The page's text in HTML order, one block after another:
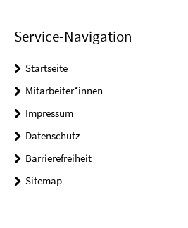
Service-Navigation
Startseite
Mitarbeiter*innen
Impressum
Datenschutz
Barrierefreiheit
Sitemap